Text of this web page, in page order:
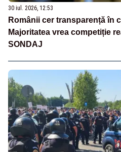
30 iul. 2026, 12:53
Românii cer transparență în
Majoritatea vrea competiție
SONDAJ